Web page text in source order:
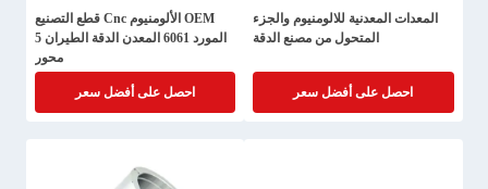
المعدات المعدنية للالومنيوم والجزء
المتحول من مصنع الدقة
احصل على أفضل سعر
OEM الألومنيوم Cnc قطع التصنيع
المورد 6061 المعدن الدقة الطيران 5
محور
احصل على أفضل سعر